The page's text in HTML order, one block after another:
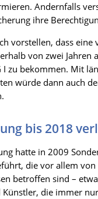
Andernfalls
ihre
vorstellen, dass eine
von zwei Jahren
I zu bekommen. Mit
würde dann auch
bis 2018
hatte in 2009
die vor allem von
betroffen sind –
Künstler, die immer